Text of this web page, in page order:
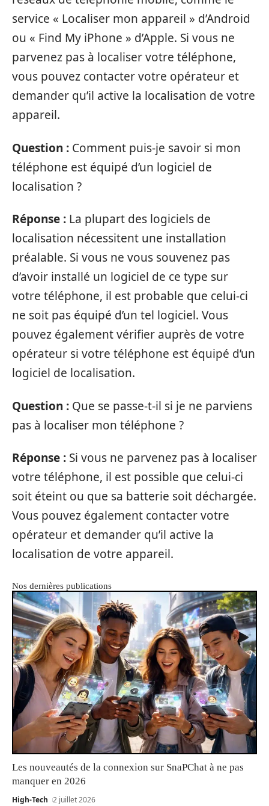
service « Localiser mon appareil » d’Android
ou « Find My iPhone » d’Apple. Si vous ne
parvenez pas à localiser votre téléphone,
vous pouvez contacter votre opérateur et
demander qu’il active la localisation de votre
appareil.
Question : Comment puis-je savoir si mon
téléphone est équipé d’un logiciel de
localisation ?
Réponse : La plupart des logiciels de
localisation nécessitent une installation
préalable. Si vous ne vous souvenez pas
d’avoir installé un logiciel de ce type sur
votre téléphone, il est probable que celui-ci
ne soit pas équipé d’un tel logiciel. Vous
pouvez également vérifier auprès de votre
opérateur si votre téléphone est équipé d’un
logiciel de localisation.
Question : Que se passe-t-il si je ne parviens
pas à localiser mon téléphone ?
Réponse : Si vous ne parvenez pas à localiser
votre téléphone, il est possible que celui-ci
soit éteint ou que sa batterie soit déchargée.
Vous pouvez également contacter votre
opérateur et demander qu’il active la
localisation de votre appareil.
Nos dernières publications
Les nouveautés de la connexion sur SnaPChat à ne pas
manquer en 2026
High-Tech 2 juillet 2026